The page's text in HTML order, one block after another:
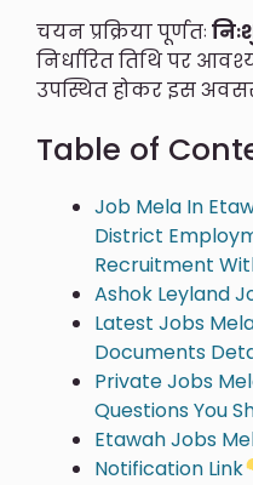
चयन प्रक्रिया पूर्णतः
निर्धारित तिथि पर
उपस्थित होकर इस
Table of
Job Mela In
District
Recruitment
Ashok Leyland
Latest Jobs
Documents
Private Jobs
Questions You
Etawah Jobs
Notification Link